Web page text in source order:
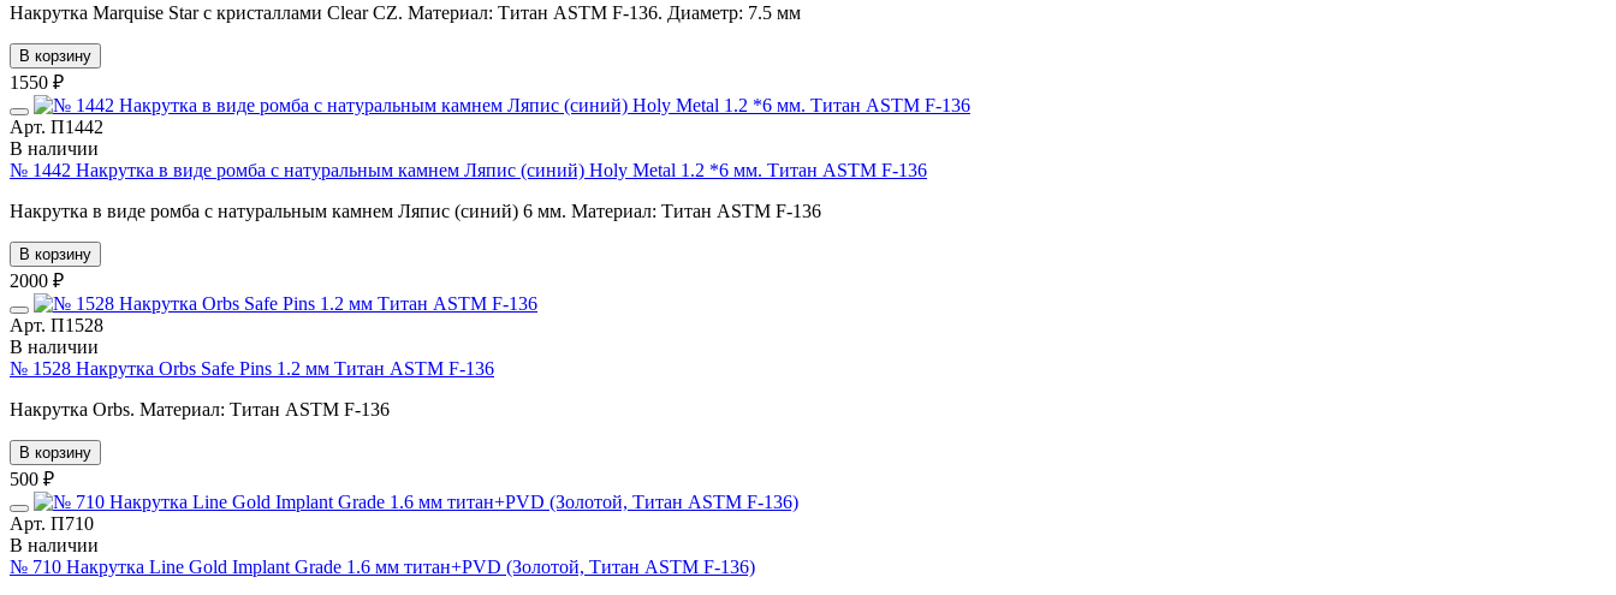
Накрутка Marquise Star с кристаллами Clear CZ. Материал: Титан ASTM F-136. Диаметр: 7.5 мм
В корзину
1550 ₽
Арт. П1442
В наличии
№ 1442 Накрутка в виде ромба с натуральным камнем Ляпис (синий) Holy Metal 1.2 *6 мм. Титан ASTM F-136
Накрутка в виде ромба с натуральным камнем Ляпис (синий) 6 мм. Материал: Титан ASTM F-136
В корзину
2000 ₽
Арт. П1528
В наличии
№ 1528 Накрутка Orbs Safe Pins 1.2 мм Титан ASTM F-136
Накрутка Orbs. Материал: Титан ASTM F-136
В корзину
500 ₽
Арт. П710
В наличии
№ 710 Накрутка Line Gold Implant Grade 1.6 мм титан+PVD (Золотой, Титан ASTM F-136)